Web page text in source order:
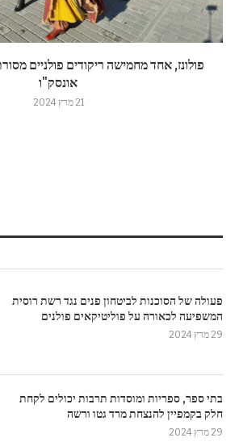
פולונז, אחד מחמישה ריקודים פולניים
אונסק"ו
21 מרץ 2024
פעולה של הסוכנות לביטחון פנים נגד רשת רוסית
המשפיעה לכאורה על פוליטיקאים פולנים
29 מרץ 2024
בתי ספר, ספריות ומוסדות תרבות יכולים לקחת
חלק בקמפיין להנצחת מרד גטו ורשה
29 מרץ 2024